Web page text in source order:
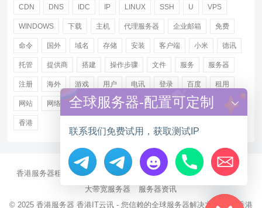
CDN DNS IDC IP LINUX SSH U VPS
WINDOWS 下载 主机 代理服务器 企业邮箱 免费
命令 国外 域名 存储 安装 客户端 小米 德讯
托管 提供商 搭建 操作步骤 文件 服务 服务器
注册 海外 游戏 用户 电讯 登录 百度 租用
网站 网络 腾讯 虚拟主机 证书 配置 阿里
香港
香港服务器租用 海外CN2服务器 站群多IP服务器
海外云服务器
大带宽服务器
服务器资讯
© 2025 香港服务器 香港IT云讯 - 您信赖的全球服务器解决方案伙伴 香港
Hide chaty
全球服务器-配置可定制
联系我们免费试用，获取测试IP